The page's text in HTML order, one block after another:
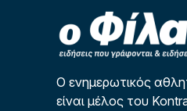
Ο ενημερωτικός
είναι μέλος του